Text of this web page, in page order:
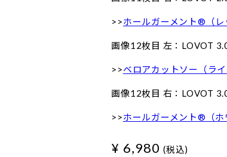
>>ホールガーメント®（レ
画像12枚目 左：LOVOT
>>ベロアカットソー（ライ
画像12枚目 右：LOVOT
>>ホールガーメント®（ホ
¥ 6,980 (税込)